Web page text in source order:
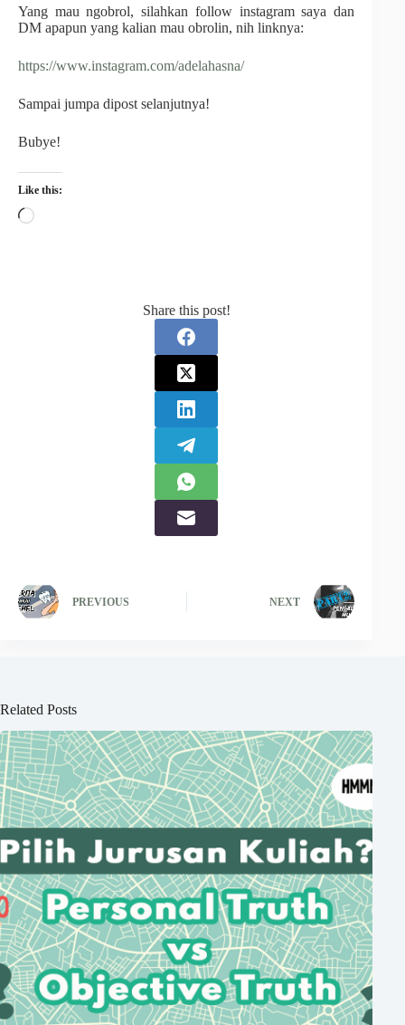
Yang mau ngobrol, silahkan follow instagram saya dan
DM apapun yang kalian mau obrolin, nih linknya:
https://www.instagram.com/adelahasna/
Sampai jumpa dipost selanjutnya!
Bubye!
Like this:
Share this post!
PREVIOUS NEXT
Related Posts